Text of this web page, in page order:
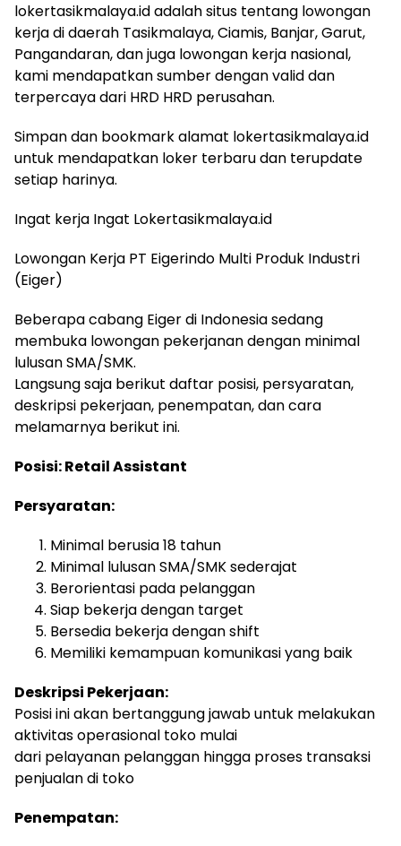
lokertasikmalaya.id adalah situs tentang lowongan
kerja di daerah Tasikmalaya, Ciamis, Banjar, Garut,
Pangandaran, dan juga lowongan kerja nasional,
kami mendapatkan sumber dengan valid dan
terpercaya dari HRD HRD perusahan.
Simpan dan bookmark alamat lokertasikmalaya.id
untuk mendapatkan loker terbaru dan terupdate
setiap harinya.
Ingat kerja Ingat Lokertasikmalaya.id
Lowongan Kerja PT Eigerindo Multi Produk Industri
(Eiger)
Beberapa cabang Eiger di Indonesia sedang
membuka lowongan pekerjanan dengan minimal
lulusan SMA/SMK.
Langsung saja berikut daftar posisi, persyaratan,
deskripsi pekerjaan, penempatan, dan cara
melamarnya berikut ini.
Posisi: Retail Assistant
Persyaratan:
Minimal berusia 18 tahun
Minimal lulusan SMA/SMK sederajat
Berorientasi pada pelanggan
Siap bekerja dengan target
Bersedia bekerja dengan shift
Memiliki kemampuan komunikasi yang baik
Deskripsi Pekerjaan:
Posisi ini akan bertanggung jawab untuk melakukan
aktivitas operasional toko mulai
dari pelayanan pelanggan hingga proses transaksi
penjualan di toko
Penempatan: